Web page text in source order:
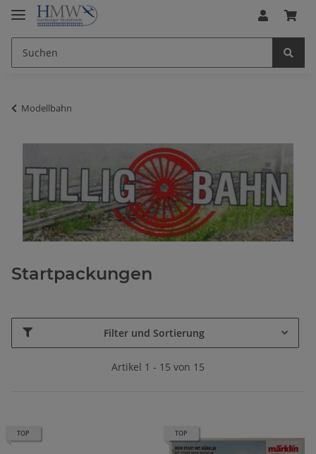
Modellbahn
Startpackungen
Filter und Sortierung
Artikel 1 - 15 von 15
TOP TOP